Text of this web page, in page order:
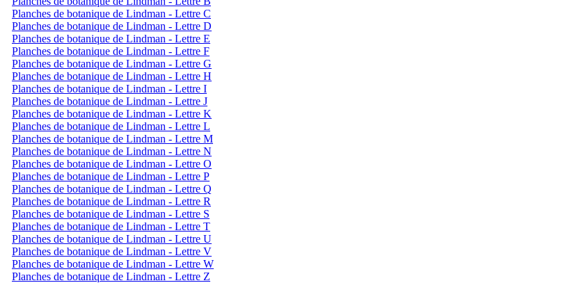
Planches de botanique de Lindman - Lettre C
Planches de botanique de Lindman - Lettre D
Planches de botanique de Lindman - Lettre E
Planches de botanique de Lindman - Lettre F
Planches de botanique de Lindman - Lettre G
Planches de botanique de Lindman - Lettre H
Planches de botanique de Lindman - Lettre I
Planches de botanique de Lindman - Lettre J
Planches de botanique de Lindman - Lettre K
Planches de botanique de Lindman - Lettre L
Planches de botanique de Lindman - Lettre M
Planches de botanique de Lindman - Lettre N
Planches de botanique de Lindman - Lettre O
Planches de botanique de Lindman - Lettre P
Planches de botanique de Lindman - Lettre Q
Planches de botanique de Lindman - Lettre R
Planches de botanique de Lindman - Lettre S
Planches de botanique de Lindman - Lettre T
Planches de botanique de Lindman - Lettre U
Planches de botanique de Lindman - Lettre V
Planches de botanique de Lindman - Lettre W
Planches de botanique de Lindman - Lettre Z